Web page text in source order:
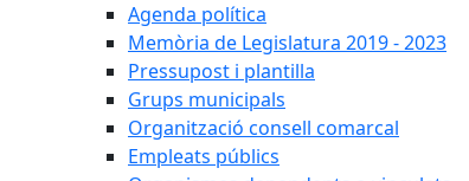
Agenda política
Memòria de Legislatura 2019 - 2023
Pressupost i plantilla
Grups municipals
Organització consell comarcal
Empleats públics